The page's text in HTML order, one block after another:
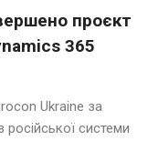
проєкт
365
Ukraine за
системи